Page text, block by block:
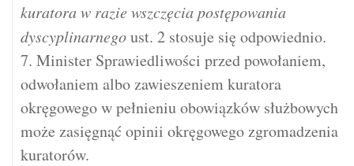
kuratora w razie wszczęcia postępowania
dyscyplinarnegoust. 2 stosuje się odpowiednio.
7. Minister Sprawiedliwości przed powołaniem,
odwołaniem albo zawieszeniem kuratora
okręgowego w pełnieniu obowiązków służbowych
może zasięgnąć opinii okręgowego zgromadzenia
kuratorów.